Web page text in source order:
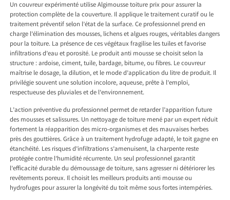
Un couvreur expérimenté utilise Algimousse toiture prix pour assurer la
protection complète de la couverture. Il applique le traitement curatif ou le
traitement préventif selon l’état de la surface. Ce professionnel prend en
charge l’élimination des mousses, lichens et algues rouges, véritables dangers
pour la toiture. La présence de ces végétaux fragilise les tuiles et favorise
infiltrations d’eau et porosité. Le produit anti mousse se choisit selon la
structure : ardoise, ciment, tuile, bardage, bitume, ou fibres. Le couvreur
maîtrise le dosage, la dilution, et le mode d’application du litre de produit. Il
privilégie souvent une solution incolore, aqueuse, prête à l’emploi,
respectueuse des pluviales et de l’environnement.
L’action préventive du professionnel permet de retarder l’apparition future
des mousses et salissures. Un nettoyage de toiture mené par un expert réduit
fortement la réapparition des micro-organismes et des mauvaises herbes
près des gouttières. Grâce à un traitement hydrofuge adapté, le toit gagne en
étanchéité. Les risques d’infiltrations s’amenuisent, la charpente reste
protégée contre l’humidité récurrente. Un seul professionnel garantit
l’efficacité durable du démoussage de toiture, sans agresser ni détériorer les
revêtements poreux. Il choisit les meilleurs produits anti mousse ou
hydrofuges pour assurer la longévité du toit même sous fortes intempéries.